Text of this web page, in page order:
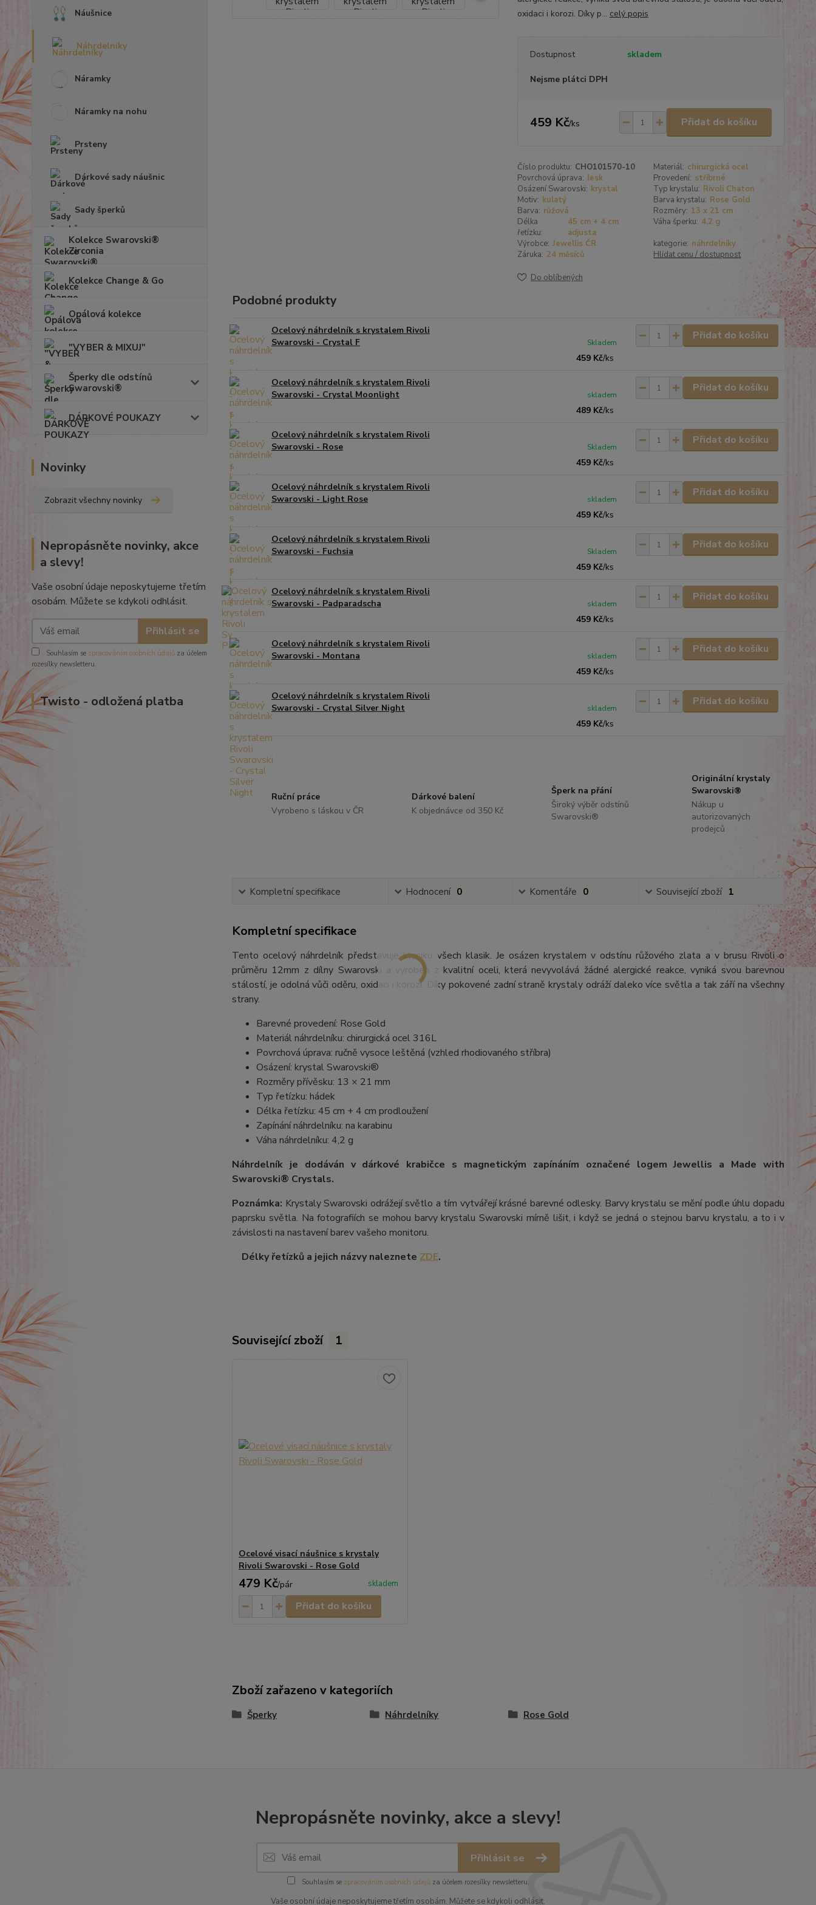
Náušnice
Náhrdelníky
Náramky
Náramky na nohu
Prsteny
Dárkové sady náušnic
Sady šperků
Kolekce Swarovski®
Zirconia
Kolekce Change & Go
Opálová kolekce
"VYBER & MIXUJ"
Šperky dle odstínů
Swarovski®
DÁRKOVÉ POUKAZY
Novinky
Zobrazit všechny novinky
Nepropásněte novinky, akce
a slevy!
Vaše osobní údaje neposkytujeme třetím
osobám. Můžete se kdykoli odhlásit.
Přihlásit se
Souhlasím se zpracováním osobních údajů za účelem
rozesílky newsletteru.
Twisto - odložená platba
oxidaci i korozi. Díky p... celý popis
Dostupnost skladem
Nejsme plátci DPH
459 Kč/ks Přidat do košíku
Číslo produktu: CHO101570-10 Materiál: chirurgická ocel
Povrchová úprava: lesk Provedení: stříbrné
Osázení Swarovski: krystal Typ krystalu: Rivoli Chaton
Motiv: kulatý Barva krystalu: Rose Gold
Barva: růžová Rozměry: 13 x 21 cm
Délka
řetízku:
45 cm + 4 cm
adjusta
Váha šperku: 4,2 g
Výrobce: Jewellis ČR kategorie: náhrdelníky
Záruka: 24 měsíců Hlídat cenu / dostupnost
Do oblíbených
Podobné produkty
Ocelový náhrdelník s krystalem Rivoli
Swarovski - Crystal F
459 Kč/ks
Skladem
Přidat do košíku
Ocelový náhrdelník s krystalem Rivoli
Swarovski - Crystal Moonlight
489 Kč/ks
skladem
Přidat do košíku
Ocelový náhrdelník s krystalem Rivoli
Swarovski - Rose
459 Kč/ks
Skladem
Přidat do košíku
Ocelový náhrdelník s krystalem Rivoli
Swarovski - Light Rose
459 Kč/ks
skladem
Přidat do košíku
Ocelový náhrdelník s krystalem Rivoli
Swarovski - Fuchsia
459 Kč/ks
Skladem
Přidat do košíku
Ocelový náhrdelník s krystalem Rivoli
Swarovski - Padparadscha
459 Kč/ks
skladem
Přidat do košíku
Ocelový náhrdelník s krystalem Rivoli
Swarovski - Montana
459 Kč/ks
skladem
Přidat do košíku
Ocelový náhrdelník s krystalem Rivoli
Swarovski - Crystal Silver Night
459 Kč/ks
skladem
Přidat do košíku
Ruční práce
Vyrobeno s láskou v ČR
Dárkové balení
K objednávce od 350 Kč
Šperk na přání
Široký výběr odstínů
Swarovski®
Originální krystaly
Swarovski®
Nákup u
autorizovaných
prodejců
Kompletní specifikace Hodnocení 0 Komentáře 0 Související zboží 1
Kompletní specifikace
Tento ocelový náhrdelník představuje klasiku všech klasik. Je osázen krystalem v odstínu růžového zlata a v brusu Rivoli o
průměru 12mm z dílny Swarovski a vyroben z kvalitní oceli, která nevyvolává žádné alergické reakce, vyniká svou barevnou
stálostí, je odolná vůči oděru, oxidaci i korozi. Díky pokovené zadní straně krystaly odráží daleko více světla a tak září na všechny
strany.
Barevné provedení: Rose Gold
Materiál náhrdelníku: chirurgická ocel 316L
Povrchová úprava: ručně vysoce leštěná (vzhled rhodiovaného stříbra)
Osázení: krystal Swarovski®
Rozměry přívěsku: 13 × 21 mm
Typ řetízku: hádek
Délka řetízku: 45 cm + 4 cm prodloužení
Zapínání náhrdelníku: na karabinu
Váha náhrdelníku: 4,2 g
Náhrdelník je dodáván v dárkové krabičce s magnetickým zapínáním označené logem Jewellis a Made with
Swarovski® Crystals.
Poznámka: Krystaly Swarovski odrážejí světlo a tím vytvářejí krásné barevné odlesky. Barvy krystalu se mění podle úhlu dopadu
paprsku světla. Na fotografiích se mohou barvy krystalu Swarovski mírně lišit, i když se jedná o stejnou barvu krystalu, a to i v
závislosti na nastavení barev vašeho monitoru.
Délky řetízků a jejich názvy naleznete ZDE.
Související zboží 1
Ocelové visací náušnice s krystaly
Rivoli Swarovski - Rose Gold
479 Kč/pár skladem
Přidat do košíku
Zboží zařazeno v kategoriích
Šperky Náhrdelníky Rose Gold
Nepropásněte novinky, akce a slevy!
Přihlásit se
Souhlasím se zpracováním osobních údajů za účelem rozesílky newsletteru.
Vaše osobní údaje neposkytujeme třetím osobám. Můžete se kdykoli odhlásit.